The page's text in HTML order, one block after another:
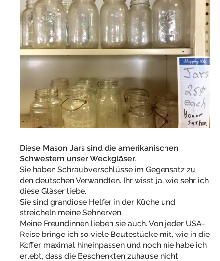
Diese Mason Jars sind die amerikanischen
Schwestern unser Weckgläser.
Sie haben Schraubverschlüsse im Gegensatz zu
den deutschen Verwandten. Ihr wisst ja, wie sehr ich
diese Gläser liebe.
Sie sind grandiose Helfer in der Küche und
streicheln meine Sehnerven.
Meine Freundinnen lieben sie auch. Von jeder USA-
Reise bringe ich so viele Beutestücke mit, wie in die
Koffer maximal hineinpassen und noch nie habe ich
erlebt, dass die Beschenkten zuhause nicht